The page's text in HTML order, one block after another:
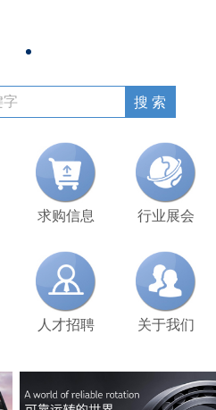
搜 索
求购信息 行业展会
人才招聘 关于我们